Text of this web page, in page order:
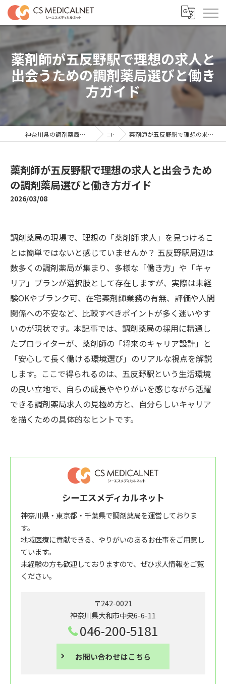
薬剤師が五反野駅で理想の求人と
出会うための調剤薬局選びと働き
方ガイド
神奈川県の調剤薬局の求人ならシーエスメディカルネット コラム 薬剤師が五反野駅で理想の求人と出会うための調剤薬局選びと働き方ガイド
薬剤師が五反野駅で理想の求人と出会うため
の調剤薬局選びと働き方ガイド
2026/03/08
調剤薬局の現場で、理想の「薬剤師 求人」を見つけるこ
とは簡単ではないと感じていませんか？ 五反野駅周辺は
数多くの調剤薬局が集まり、多様な「働き方」や「キャ
リア」プランが選択肢として存在しますが、実際は未経
験OKやブランク可、在宅薬剤師業務の有無、評価や人間
関係への不安など、比較すべきポイントが多く迷いやす
いのが現状です。本記事では、調剤薬局の採用に精通し
たプロライターが、薬剤師の「将来のキャリア設計」と
「安心して長く働ける環境選び」のリアルな視点を解説
します。ここで得られるのは、五反野駅という生活環境
の良い立地で、自らの成長ややりがいを感じながら活躍
できる調剤薬局求人の見極め方と、自分らしいキャリア
を描くための具体的なヒントです。
シーエスメディカルネット
神奈川県・東京都・千葉県で調剤薬局を運営しておりま
す。
地域医療に貢献できる、やりがいのあるお仕事をご用意し
ています。
未経験の方も歓迎しておりますので、ぜひ求人情報をご覧
ください。
〒242-0021
神奈川県大和市中央6-6-11
046-200-5181
お問い合わせはこちら